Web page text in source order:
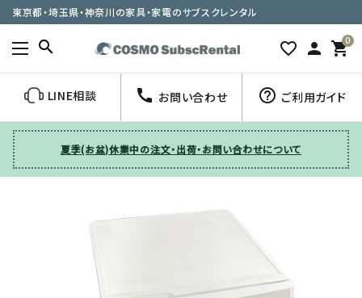
東京都・埼玉県・神奈川の家具・家電のサブスクレンタル
search favorite_border person 0
shopping_cart
LINE相談 call お問い合わせ help_outline ご利用ガイド
夏季(お盆)休業中の注文・出荷・お問い合わせについて